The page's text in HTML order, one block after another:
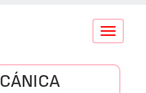
Conmutar